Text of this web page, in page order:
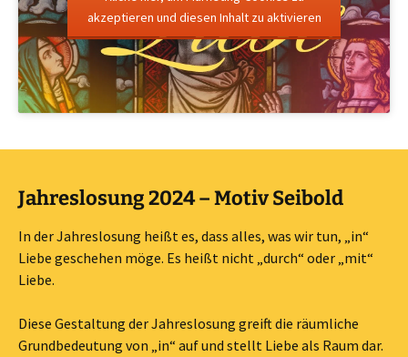
akzeptieren und diesen Inhalt zu aktivieren
Jahreslosung 2024 – Motiv Seibold
In der Jahreslosung heißt es, dass alles, was wir tun, „in“
Liebe geschehen möge. Es heißt nicht „durch“ oder „mit“
Liebe.
Diese Gestaltung der Jahreslosung greift die räumliche
Grundbedeutung von „in“ auf und stellt Liebe als Raum dar.